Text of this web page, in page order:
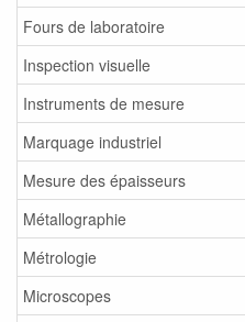
Fours de laboratoire
Inspection visuelle
Instruments de mesure
Marquage industriel
Mesure des épaisseurs
Métallographie
Métrologie
Microscopes